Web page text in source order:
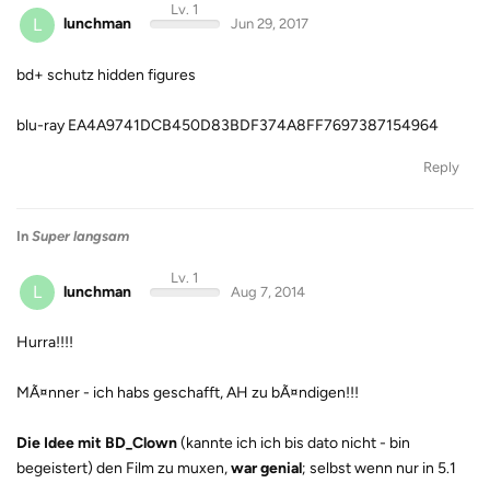
L lunchman
Lv. 1
Jun 29, 2017
bd+ schutz hidden figures
blu-ray EA4A9741DCB450D83BDF374A8FF7697387154964
Reply
In Super langsam
L lunchman
Lv. 1
Aug 7, 2014
Hurra!!!!
MÃ¤nner - ich habs geschafft, AH zu bÃ¤ndigen!!!
Die Idee mit BD_Clown(kannte ich ich bis dato nicht - bin
begeistert) den Film zu muxen,war genial; selbst wenn nur in 5.1